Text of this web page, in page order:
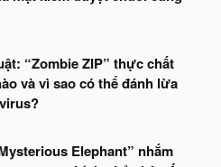
“Zombie ZIP” thực chất
và vì sao có thể đánh lừa
Elephant” nhắm